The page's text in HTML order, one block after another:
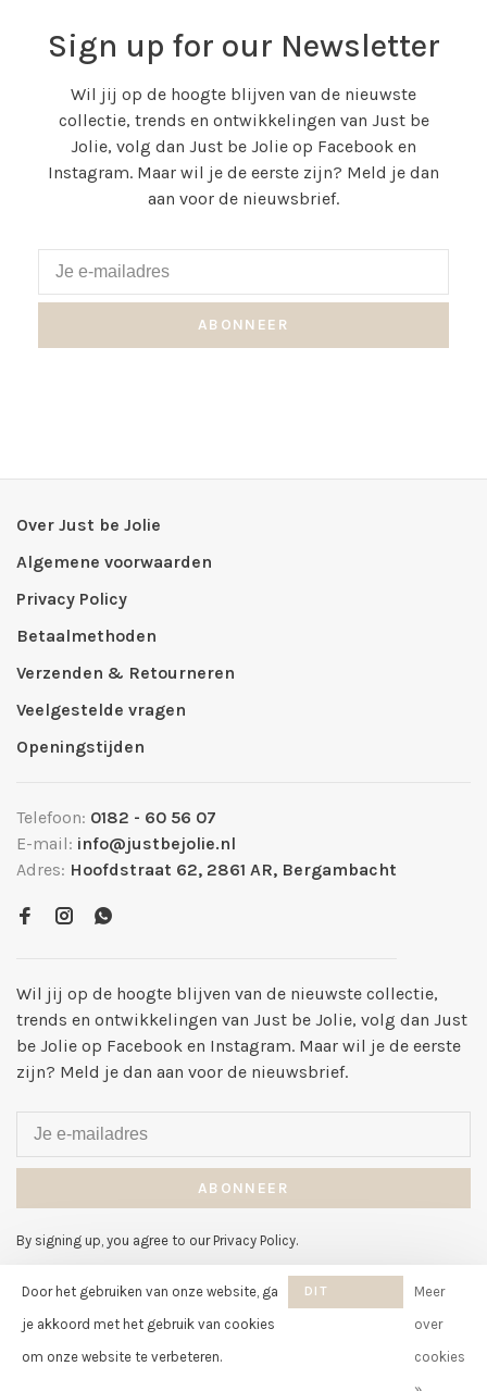
Sign up for our Newsletter
Wil jij op de hoogte blijven van de nieuwste
collectie, trends en ontwikkelingen van Just be
Jolie, volg dan Just be Jolie op Facebook en
Instagram. Maar wil je de eerste zijn? Meld je dan
aan voor de nieuwsbrief.
ABONNEER
Over Just be Jolie
Algemene voorwaarden
Privacy Policy
Betaalmethoden
Verzenden & Retourneren
Veelgestelde vragen
Openingstijden
Telefoon: 0182 - 60 56 07
E-mail: info@justbejolie.nl
Adres: Hoofdstraat 62, 2861 AR, Bergambacht
Wil jij op de hoogte blijven van de nieuwste collectie,
trends en ontwikkelingen van Just be Jolie, volg dan Just
be Jolie op Facebook en Instagram. Maar wil je de eerste
zijn? Meld je dan aan voor de nieuwsbrief.
ABONNEER
By signing up, you agree to our Privacy Policy.
© Copyright 2026 Just be Jolie
Door het gebruiken van onze website, ga
je akkoord met het gebruik van cookies
om onze website te verbeteren.
DIT
Meer
over
cookies